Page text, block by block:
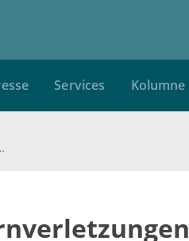
Services Kolumne
Tiertherapie verbessert